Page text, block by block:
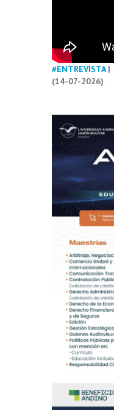
#ENTREVISTA|
(14-07-2026)